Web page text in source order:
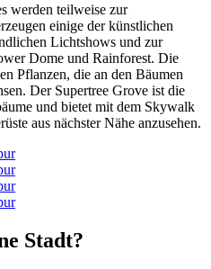
werden teilweise zur
einige der künstlichen
Lichtshows und zur
Dome und Rainforest. Die
Pflanzen, die an den Bäumen
Der Supertree Grove ist die
und bietet mit dem Skywalk
aus nächster Nähe anzusehen.
Stadt?